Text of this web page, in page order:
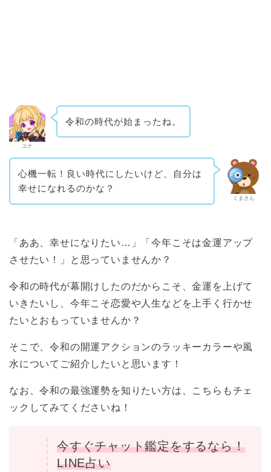
ユナ
令和の時代が始まったね。
くまさん
心機一転！良い時代にしたいけど、自分は
幸せになれるのかな？
「ああ、幸せになりたい…」「今年こそは金運アップ
させたい！」と思っていませんか？
令和の時代が幕開けしたのだからこそ、金運を上げて
いきたいし、今年こそ恋愛や人生などを上手く行かせ
たいとおもっていませんか？
そこで、令和の開運アクションのラッキーカラーや風
水についてご紹介したいと思います！
なお、令和の最強運勢を知りたい方は、こちらもチェ
ックしてみてくださいね！
今すぐチャット鑑定をするなら！
LINE占い